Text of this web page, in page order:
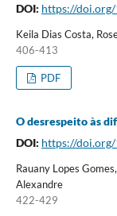
DOI: https://
Keila Dias Costa,
406-413
PDF
O desrespeito às
DOI: https://
Rauany Lopes
Alexandre
422-429